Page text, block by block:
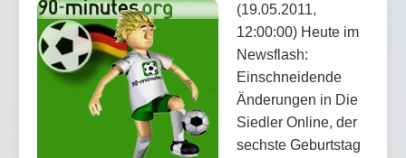
(19.05.2011,
12:00:00) Heute im
Newsflash:
Einschneidende
Änderungen in Die
Siedler Online, der
sechste Geburtstag